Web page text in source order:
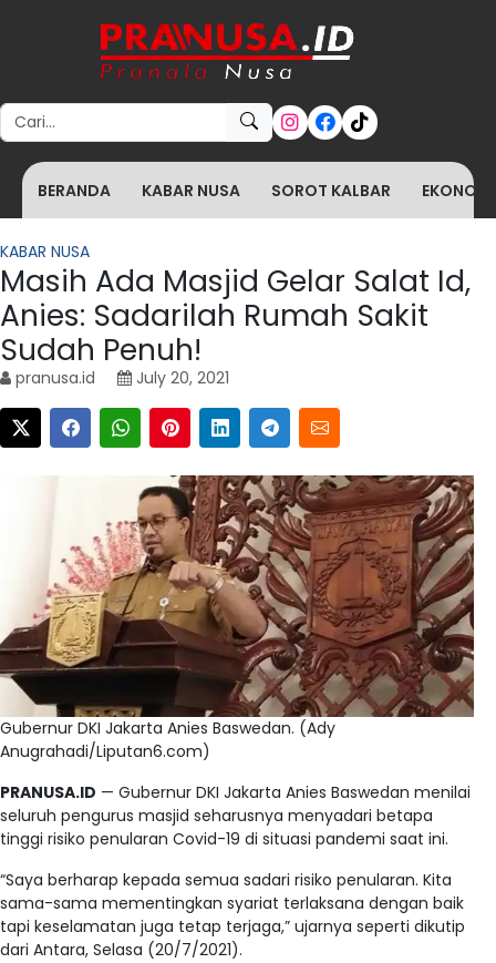
Search for:
BERANDA KABAR NUSA SOROT KALBAR
KABAR NUSA
Masih Ada Masjid Gelar Salat Id,
Anies: Sadarilah Rumah Sakit
Sudah Penuh!
pranusa.id July 20, 2021
Gubernur DKI Jakarta Anies Baswedan. (Ady
Anugrahadi/Liputan6.com)
PRANUSA.ID — Gubernur DKI Jakarta Anies Baswedan menilai
seluruh pengurus masjid seharusnya menyadari betapa
tinggi risiko penularan Covid-19 di situasi pandemi saat ini.
“Saya berharap kepada semua sadari risiko penularan. Kita
sama-sama mementingkan syariat terlaksana dengan baik
tapi keselamatan juga tetap terjaga,” ujarnya seperti dikutip
dari Antara, Selasa (20/7/2021).